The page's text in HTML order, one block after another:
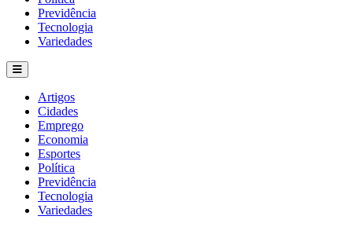
Previdência
Tecnologia
Variedades
Artigos
Cidades
Emprego
Economia
Esportes
Política
Previdência
Tecnologia
Variedades